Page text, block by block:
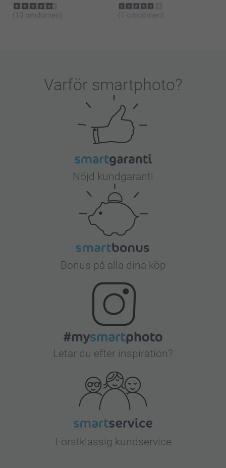
(10 omdömen) (1 omdömen)
Varför smartphoto?
Nöjd kundgaranti
Bonus på alla dina köp
Letar du efter inspiration?
Förstklassig kundservice